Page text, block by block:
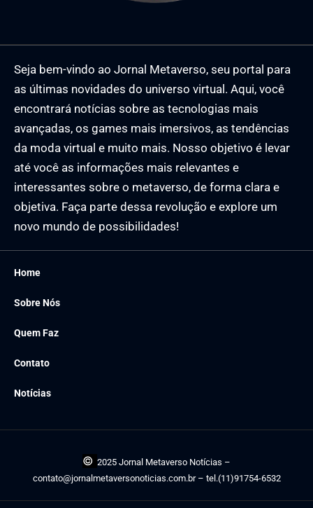
Seja bem-vindo ao Jornal Metaverso, seu portal para
as últimas novidades do universo virtual. Aqui, você
encontrará notícias sobre as tecnologias mais
avançadas, os games mais imersivos, as tendências
da moda virtual e muito mais. Nosso objetivo é levar
até você as informações mais relevantes e
interessantes sobre o metaverso, de forma clara e
objetiva. Faça parte dessa revolução e explore um
novo mundo de possibilidades!
Home
Sobre Nós
Quem Faz
Contato
Notícias
© 2025 Jornal Metaverso Notícias –
contato@jornalmetaversonoticias.com.br– tel.(11)91754-6532